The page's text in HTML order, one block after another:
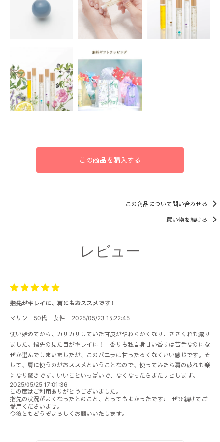
この商品を購入する
この商品について問い合わせる
買い物を続ける
レビュー
指先がキレイに、肩にもおススメです！
マリン
50代 女性 2025/05/23 15:22:45
使い始めてから、カサカサしていた甘皮がやわらかくなり、ささくれも減り
ました。指先の見た目がキレイに！ 香りも私自身甘い香りは苦手なのにな
ぜか選んでしまいましたが、このバニラは甘ったるくなくいい感じです。そ
して、肩に使うのがおススメということなので、使ってみたら肩の疲れも楽
になり驚きです。いいこといっぱいで、なくなったらまたリピします。
2025/05/25 17:01:36
この度はご利用ありがとうございました。
指先の状況がよくなったとのこと、とってもよかったです♪ ぜひ続けてご
愛用くださいませ。
今後ともどうぞよろしくお願いいたします。